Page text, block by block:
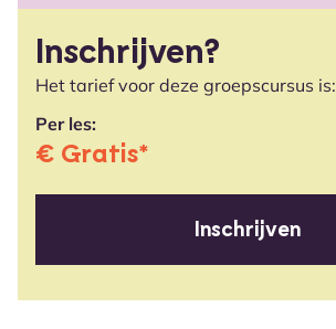
Inschrijven?
Het tarief voor deze groepscursus is:
€ Gratis*
Per les:
Inschrijven